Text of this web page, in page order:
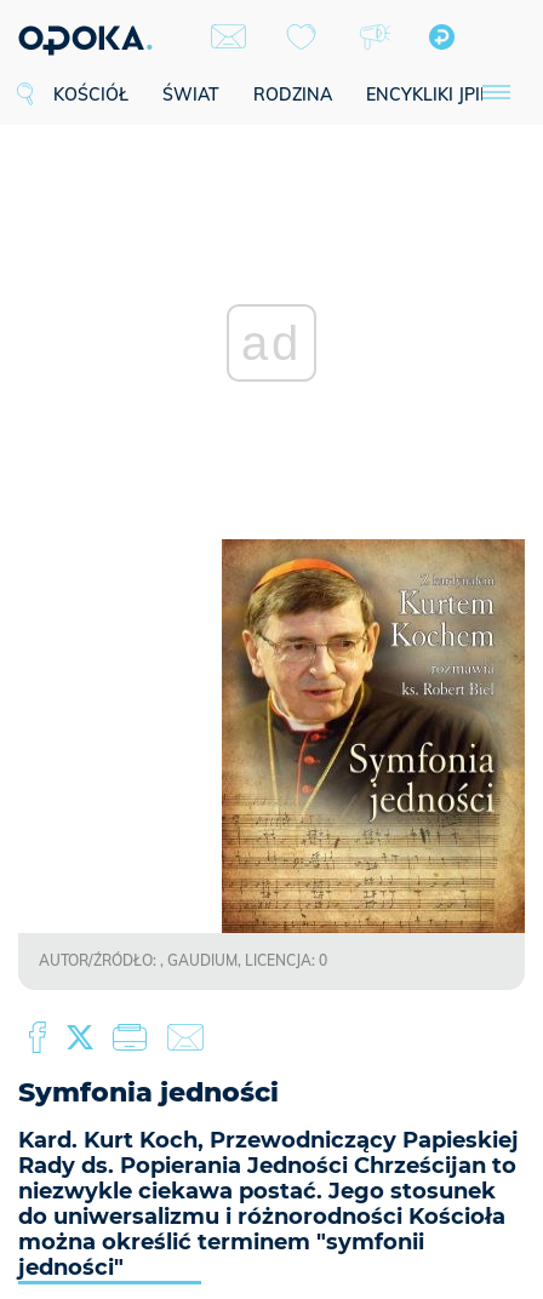
KOŚCIÓŁ ŚWIAT RODZINA ENCYKLIKI JPII
ad
AUTOR/ŹRÓDŁO: , GAUDIUM, LICENCJA: 0
Symfonia jedności
Kard. Kurt Koch, Przewodniczący Papieskiej
Rady ds. Popierania Jedności Chrześcijan to
niezwykle ciekawa postać. Jego stosunek
do uniwersalizmu i różnorodności Kościoła
można określić terminem "symfonii
jedności"